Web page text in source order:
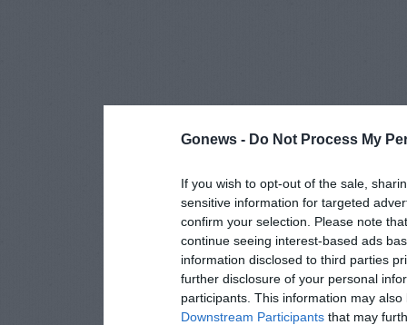
Gonews - Do Not Process My
If you wish to opt-out of the sale,
sensitive information for targeted
confirm your selection. Please note
continue seeing interest-based ads
information disclosed to third parties
further disclosure of your personal
participants. This information may
Downstream Participants that may